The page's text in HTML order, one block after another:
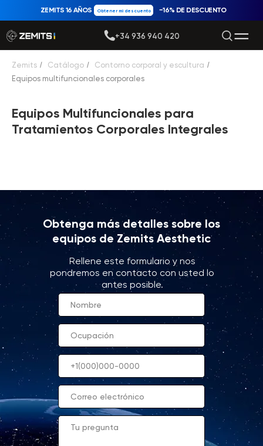
Obtener mi descuento
ZEMITS 16 AÑOS −16% DE DESCUENTO
+34 936 940 420
Zemits / Catálogo / Contorno corporal y escultura /
Equipos multifuncionales corporales
Equipos Multifuncionales para
Tratamientos Corporales Integrales
Obtenga más detalles sobre los
equipos de Zemits Aesthetic
Rellene este formulario y nos
pondremos en contacto con usted lo
antes posible.